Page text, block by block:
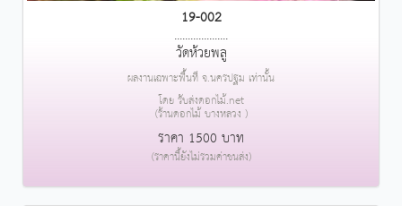
19-002
....................
วัดห้วยพลู
ผลงานเฉพาะพื้นที่ จ.นครปฐม เท่านั้น
โดย รับส่งดอกไม้.net
(ร้านดอกไม้ บางหลวง )
ราคา 1500 บาท
(ราคานี้ยังไม่รวมค่าขนส่ง)